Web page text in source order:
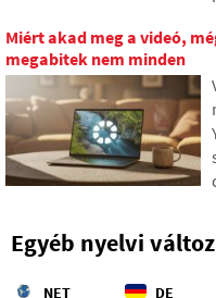
Miért akad meg a videó,
megabitek nem minden
Egyéb nyelvi
NET DE